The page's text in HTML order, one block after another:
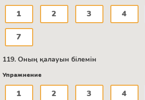
1 2 3 4
7
119. Оның қалауын білемін
Упражнение
1 2 3 4